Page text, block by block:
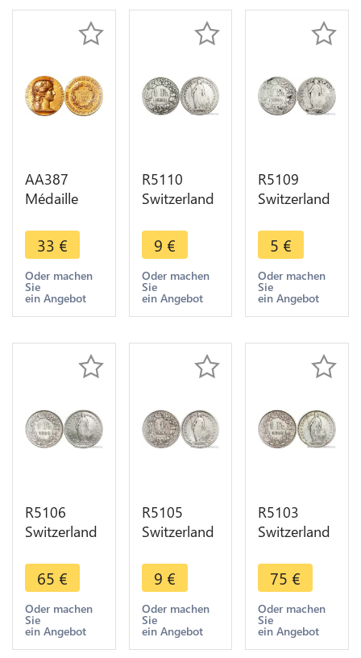
AA387
Médaille
Mr.
Moullard
Médecin
Neauphle
Chateau 78
33 €
Oder machen
Sie
ein Angebot
R5110
Switzerland
Helvetia
1894 A
Paris Silver -
> Make
offer
9 €
Oder machen
Sie
ein Angebot
R5109
Switzerland
Helvetia
1894 B
Berne Silver
-> Make
offer
5 €
Oder machen
Sie
ein Angebot
R5106
Switzerland
Helvetia
1898 B
Berne Silver
AU -> Make
offer
65 €
Oder machen
Sie
ein Angebot
R5105
Switzerland
Helvetia
1898 B
Berne Silver
-> Make
offer
9 €
Oder machen
Sie
ein Angebot
R5103
Switzerland
Helvetia
1899 B
Berne Silver
-> Make
offer
75 €
Oder machen
Sie
ein Angebot